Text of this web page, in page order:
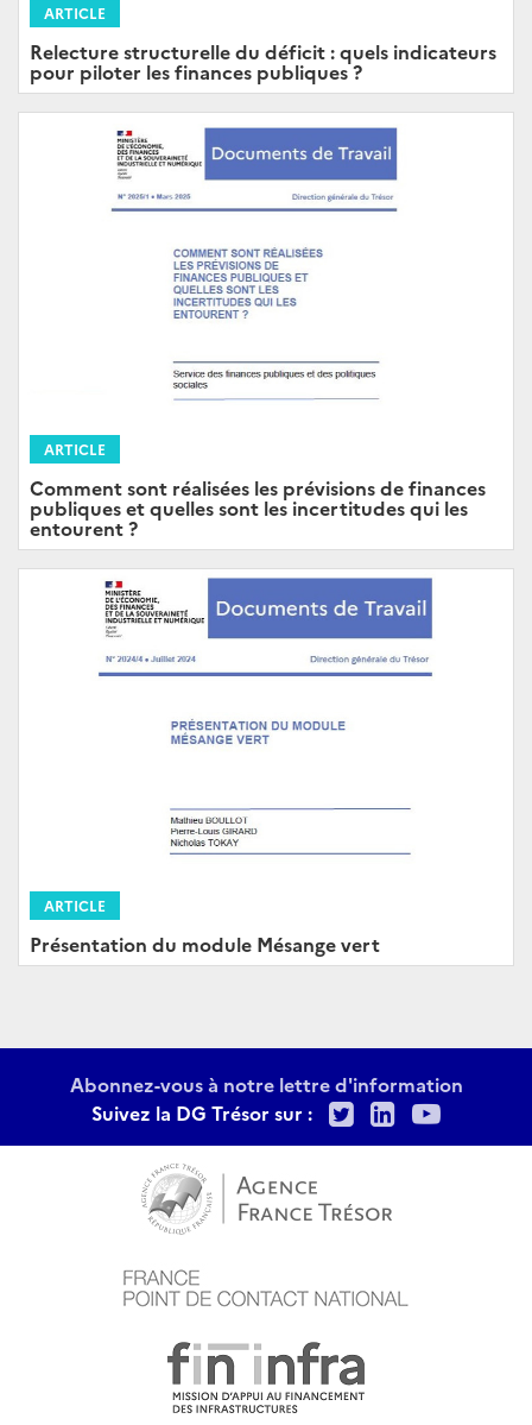
ARTICLE
Relecture structurelle du déficit : quels indicateurs
pour piloter les finances publiques ?
ARTICLE
Comment sont réalisées les prévisions de finances
publiques et quelles sont les incertitudes qui les
entourent ?
ARTICLE
Présentation du module Mésange vert
Abonnez-vous à notre lettre d'information
Suivez la DG Trésor sur :
TwitterLinkedIn